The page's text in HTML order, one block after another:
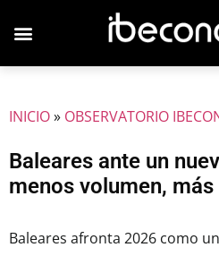
INICIO» OBSERVATORIO
Baleares ante un
menos volumen,
Baleares afronta 2026 como